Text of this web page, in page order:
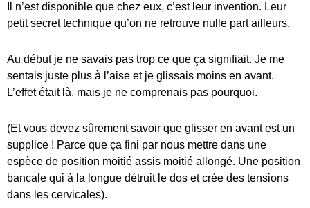
Il n’est disponible que chez eux, c’est leur invention. Leur
petit secret technique qu’on ne retrouve nulle part ailleurs.
Au début je ne savais pas trop ce que ça signifiait. Je me
sentais juste plus à l’aise et je glissais moins en avant.
L’effet était là, mais je ne comprenais pas pourquoi.
(Et vous devez sûrement savoir que glisser en avant est un
supplice ! Parce que ça fini par nous mettre dans une
espèce de position moitié assis moitié allongé. Une position
bancale qui à la longue détruit le dos et crée des tensions
dans les cervicales).